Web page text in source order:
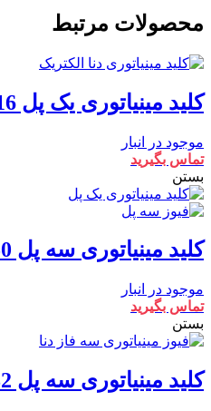
محصولات مرتبط
کلید مینیاتوری یک پل 16 آمپر دنا الکتریک
موجود در انبار
تماس بگیرید
بستن
کلید مینیاتوری سه پل 50 آمپر دنا الکتریک
موجود در انبار
تماس بگیرید
بستن
کلید مینیاتوری سه پل 32 آمپر دنا الکتریک